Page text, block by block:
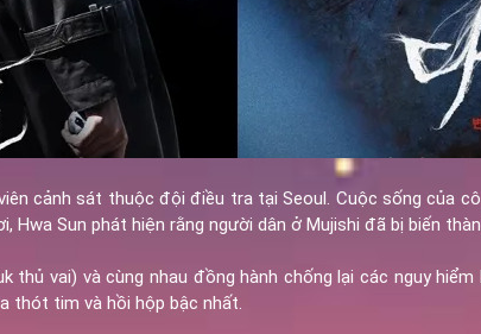
cảnh sát thuộc đội điều tra tại Seoul. Cuộc sống của
Hwa Sun phát hiện rằng người dân ở Mujishi đã bị biến
vai) và cùng nhau đồng hành chống lại các nguy hiểm
thót tim và hồi hộp bậc nhất.